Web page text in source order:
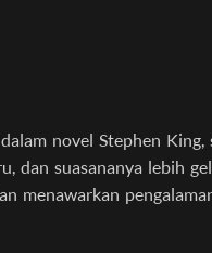
novel Stephen King,
dan suasananya lebih
menawarkan